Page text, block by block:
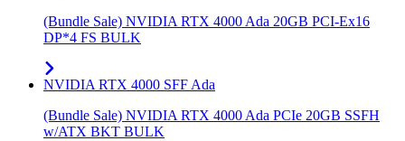
(Bundle Sale) NVIDIA RTX 4000 Ada 20GB PCI-Ex16
DP*4 FS BULK
NVIDIA RTX 4000 SFF Ada
(Bundle Sale) NVIDIA RTX 4000 Ada PCIe 20GB SSFH
w/ATX BKT BULK